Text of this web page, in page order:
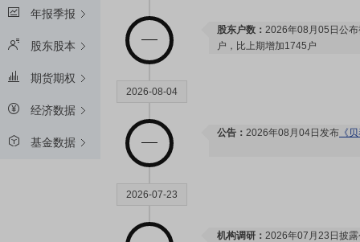
年报季报
股东股本
期货期权
经济数据
基金数据
股东户数： 2026年08月05日公
户，比上期增加1745户
2026-08-04
公告： 2026年08月04日发布 《
2026-07-23
机构调研： 2026年07月23日披